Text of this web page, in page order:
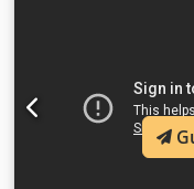
para la venta:
Nº de chasis:
longitudinal Versión